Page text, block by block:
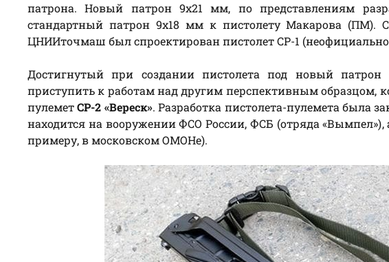
патрона. Новый патрон 9х21 мм, по представлениям
стандартный патрон 9х18 мм к пистолету Макарова (ПМ).
ЦНИИточмаш был спроектирован пистолет СР-1
Достигнутый при создании пистолета под новый патрон
приступить к работам над другим перспективным образцом,
пулеметСР-2 «Вереск». Разработка пистолета-пулемета была
находится на вооружении ФСО России, ФСБ (отряда
примеру, в московском ОМОНе).